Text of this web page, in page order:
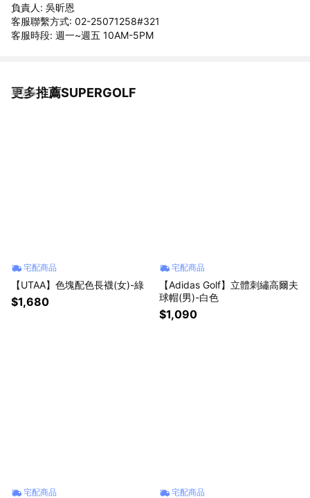
負責人: 吳昕恩
客服聯繫方式: 02-25071258#321
客服時段: 週一~週五 10AM-5PM
更多推薦SUPERGOLF
看更多
宅配商品
【UTAA】色塊配色長襪(女)-綠
$1,680
宅配商品
【Adidas Golf】立體刺繡高爾夫
球帽(男)-白色
$1,090
宅配商品 宅配商品